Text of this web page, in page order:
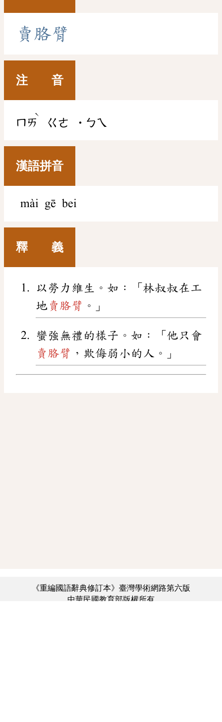
賣 胳臂
注 音
ㄇㄞ
ˋ
ㄍㄜ ˙ㄅㄟ
漢語拼音
mài gē bei
釋 義
以勞力維生。如：「林叔叔在工
地 賣胳臂 。」
蠻強無禮的樣子。如：「他只會
賣胳臂 ，欺侮弱小的人。」
《重編國語辭典修訂本》臺灣學術網路第六版
中華民國教育部版權所有